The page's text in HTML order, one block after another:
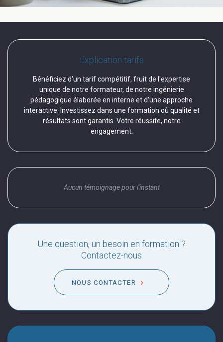
Explication tarifs
Bénéficiez d'un tarif compétitif, fruit de l'expertise
unique de notre formateur, de notre ingénierie
pédagogique élaborée en interne et d'une approche
interactive. Investissez dans une formation où qualité et
résultats sont garantis. Votre réussite, notre
engagement.
Aucun témoignage pour l'instant
Une question, un besoin en formation ?
Contactez-nous
NOUS CONTACTER